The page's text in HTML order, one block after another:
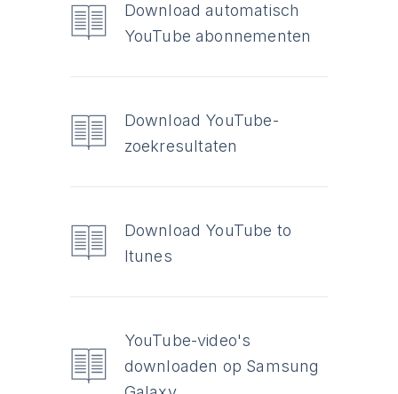
Download automatisch
YouTube abonnementen
Download YouTube-
zoekresultaten
Download YouTube to
Itunes
YouTube-video's
downloaden op Samsung